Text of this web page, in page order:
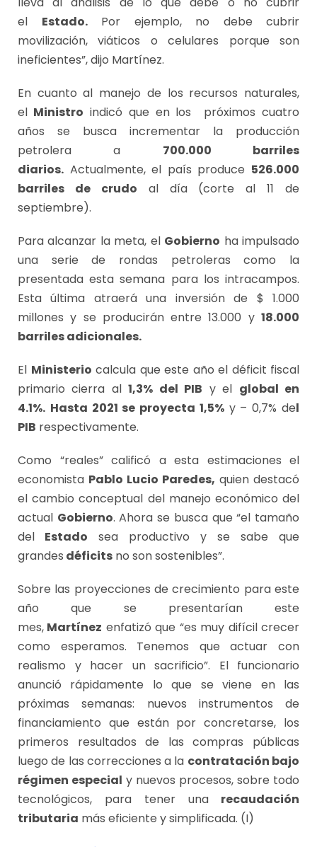
el Estado.Por ejemplo, no debe cubrir
movilización, viáticos o celulares porque son
ineficientes”, dijo Martínez.
En cuanto al manejo de los recursos naturales,
el Ministro indicó que en los próximos cuatro
años se busca incrementar la producción
petrolera a 700.000 barriles
diarios. Actualmente, el país produce 526.000
barriles de crudo al día (corte al 11 de
septiembre).
Para alcanzar la meta, el Gobierno ha impulsado
una serie de rondas petroleras como la
presentada esta semana para los intracampos.
Esta última atraerá una inversión de $ 1.000
millones y se producirán entre 13.000 y 18.000
barriles adicionales.
El Ministerio calcula que este año el déficit fiscal
primario cierra al1,3% del PIB y el global en
4.1%. Hasta 2021 se proyecta 1,5%y – 0,7% del
PIB respectivamente.
Como “reales” calificó a esta estimaciones el
economista Pablo Lucio Paredes, quien destacó
el cambio conceptual del manejo económico del
actual Gobierno. Ahora se busca que “el tamaño
del Estado sea productivo y se sabe que
grandes déficits no son sostenibles”.
Sobre las proyecciones de crecimiento para este
año que se presentarían este
mes, Martínez enfatizó que “es muy difícil crecer
como esperamos. Tenemos que actuar con
realismo y hacer un sacrificio”. El funcionario
anunció rápidamente lo que se viene en las
próximas semanas: nuevos instrumentos de
financiamiento que están por concretarse, los
primeros resultados de las compras públicas
luego de las correcciones a la contratación bajo
régimen especial y nuevos procesos, sobre todo
tecnológicos, para tener una recaudación
tributaria más eficiente y simplificada. (I)